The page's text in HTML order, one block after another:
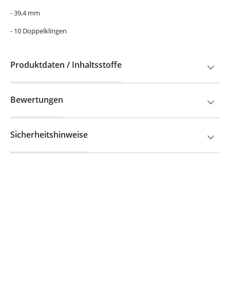
- 39,4 mm
- 10 Doppelklingen
Produktdaten / Inhaltsstoffe
Bewertungen
Sicherheitshinweise